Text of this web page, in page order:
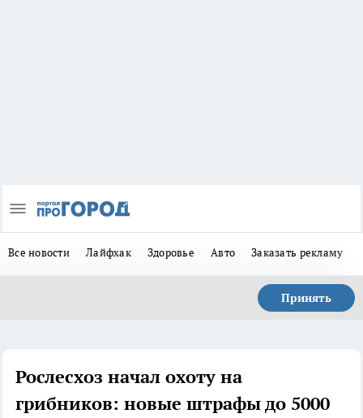
Все новости Лайфхак Здоровье Авто Заказать рекламу
Принять
Рослесхоз начал охоту на
грибников: новые штрафы до 5000